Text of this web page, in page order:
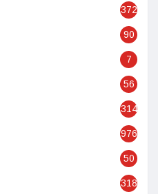
372
90
7
56
314
976
50
318